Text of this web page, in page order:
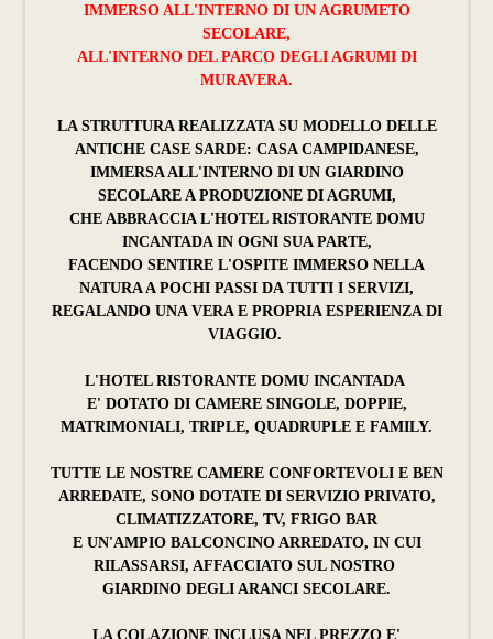
IMMERSO ALL'INTERNO DI UN AGRUMETO
SECOLARE,
ALL'INTERNO DEL PARCO DEGLI AGRUMI DI
MURAVERA.
LA STRUTTURA REALIZZATA SU MODELLO DELLE
ANTICHE CASE SARDE: CASA CAMPIDANESE,
IMMERSA ALL'INTERNO DI UN GIARDINO
SECOLARE A PRODUZIONE DI AGRUMI,
CHE ABBRACCIA L'HOTEL RISTORANTE DOMU
INCANTADA IN OGNI SUA PARTE,
FACENDO SENTIRE L'OSPITE IMMERSO NELLA
NATURA A POCHI PASSI DA TUTTI I SERVIZI,
REGALANDO UNA VERA E PROPRIA ESPERIENZA DI
VIAGGIO.
L'HOTEL RISTORANTE DOMU INCANTADA
E' DOTATO DI CAMERE SINGOLE, DOPPIE,
MATRIMONIALI, TRIPLE, QUADRUPLE E FAMILY.
TUTTE LE NOSTRE CAMERE CONFORTEVOLI E BEN
ARREDATE, SONO DOTATE DI SERVIZIO PRIVATO,
CLIMATIZZATORE, TV, FRIGO BAR
E UN'AMPIO BALCONCINO ARREDATO, IN CUI
RILASSARSI, AFFACCIATO SUL NOSTRO
GIARDINO DEGLI ARANCI SECOLARE.
LA COLAZIONE INCLUSA NEL PREZZO E'